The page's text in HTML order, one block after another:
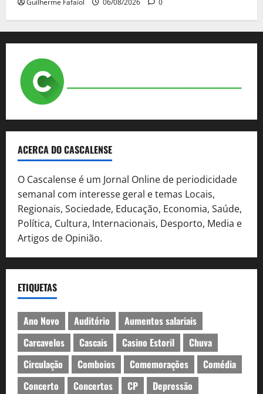
Guilherme Fafaiol 06/08/2026 0
ACERCA DO CASCALENSE
O Cascalense é um Jornal Online de periodicidade
semanal com interesse geral e temas Locais,
Regionais, Sociedade, Educação, Economia, Saúde,
Política, Cultura, Internacionais, Desporto, Media e
Artigos de Opinião.
ETIQUETAS
Ano Novo Auditório
Aumentos salariais
Carcavelos
Cascais Casino Estoril
Chuva
Circulação
Comboios Comemorações
Comédia
Concerto
Concertos CP
Depressão